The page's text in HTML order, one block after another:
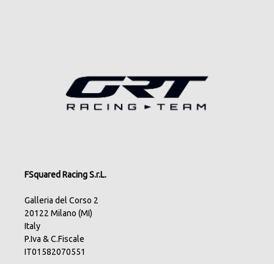
FSquared Racing S.r.L.
Galleria del Corso 2
20122 Milano (MI)
Italy
P.Iva & C.Fiscale
IT01582070551